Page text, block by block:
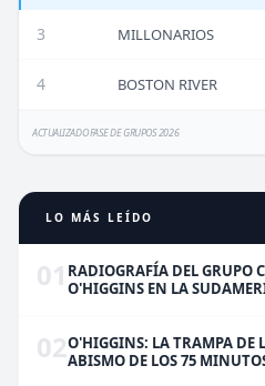
3 MILLONARIOS
4 BOSTON RIVER
ACTUALIZADO FASE DE GRUPOS 2026
LO MÁS LEÍDO
01 RADIOGRAFÍA DEL GRUPO
O'HIGGINS EN LA
02O'HIGGINS: LA TRAMPA DE
ABISMO DE LOS 75